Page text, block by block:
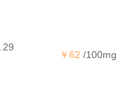
￥62 /100mg